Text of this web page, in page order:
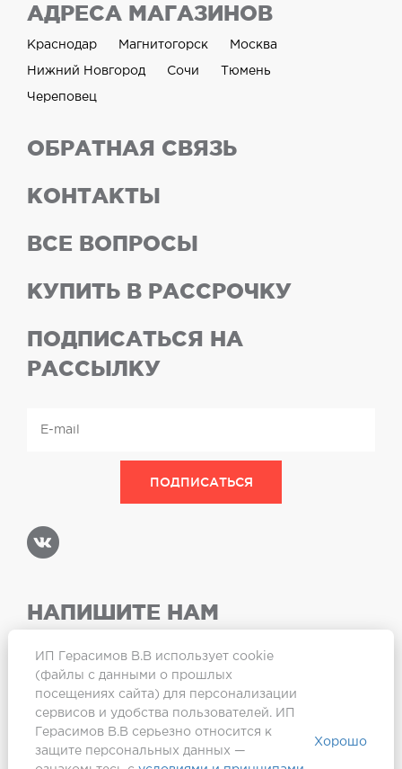
АДРЕСА МАГАЗИНОВ
Краснодар Магнитогорск Москва
Нижний Новгород Сочи Тюмень
Череповец
ОБРАТНАЯ СВЯЗЬ
КОНТАКТЫ
ВСЕ ВОПРОСЫ
КУПИТЬ В РАССРОЧКУ
ПОДПИСАТЬСЯ НА
РАССЫЛКУ
НАПИШИТЕ НАМ
Карта сайта
ИП Герасимов В.В использует cookie
(файлы с данными о прошлых
посещениях сайта) для персонализации
сервисов и удобства пользователей. ИП
Герасимов В.В серьезно относится к
защите персональных данных —
Хорошо